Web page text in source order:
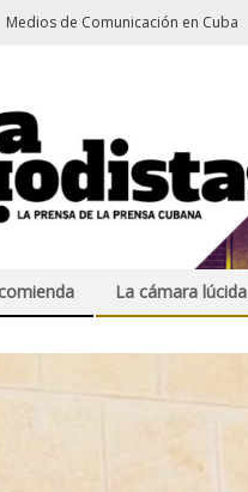
Medios de Comunicación en Cuba
La cámara lúcida